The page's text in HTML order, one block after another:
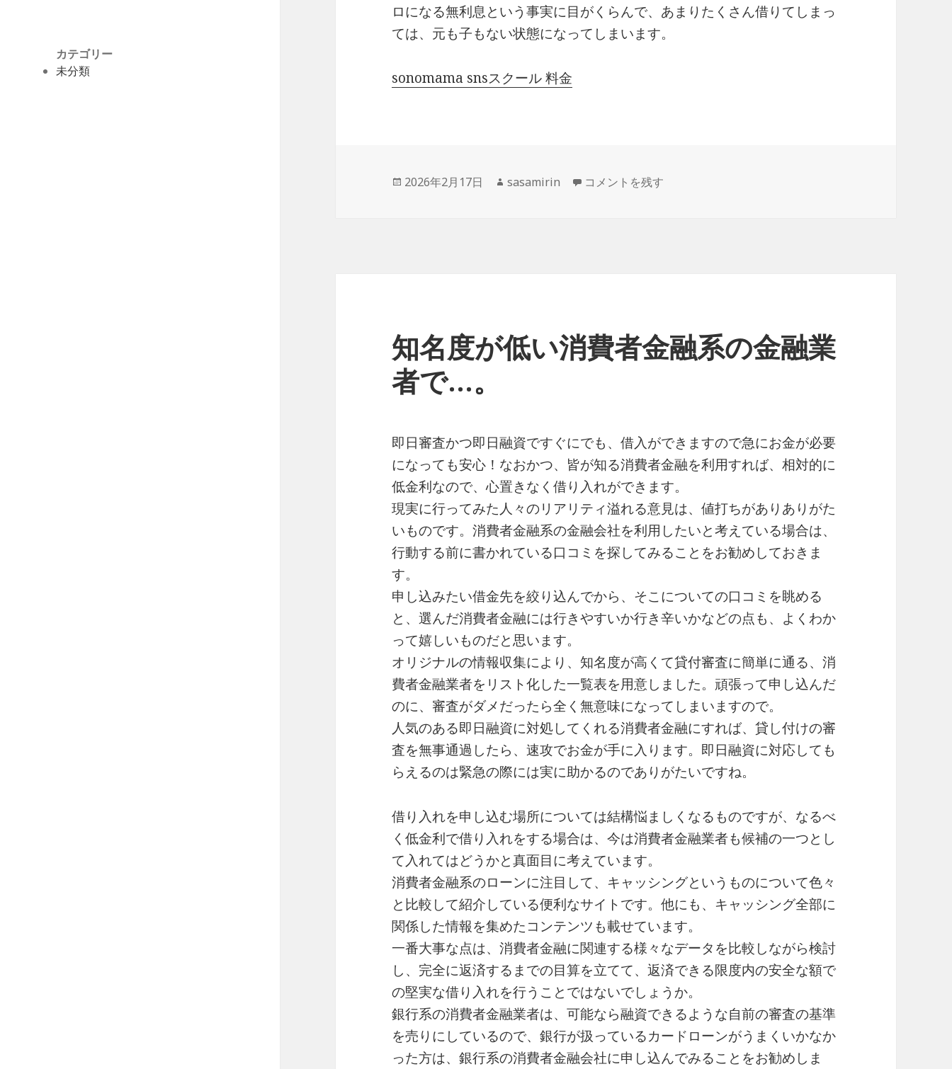
カテゴリー
未分類
ロになる無利息という事実に目がくらんで、あまりたくさん借りてしまっ
ては、元も子もない状態になってしまいます。
sonomama snsスクール 料金
投
2026年2月17日
作
sasamirin インターネットで「消費者金融の口コミ」と検索をかければ…。 に
コメントを残す
知名度が低い消費者金融系の金融業
者で…。
即日審査かつ即日融資ですぐにでも、借入ができますので急にお金が必要
になっても安心！なおかつ、皆が知る消費者金融を利用すれば、相対的に
低金利なので、心置きなく借り入れができます。
現実に行ってみた人々のリアリティ溢れる意見は、値打ちがありありがた
いものです。消費者金融系の金融会社を利用したいと考えている場合は、
行動する前に書かれている口コミを探してみることをお勧めしておきま
す。
申し込みたい借金先を絞り込んでから、そこについての口コミを眺める
と、選んだ消費者金融には行きやすいか行き辛いかなどの点も、よくわか
って嬉しいものだと思います。
オリジナルの情報収集により、知名度が高くて貸付審査に簡単に通る、消
費者金融業者をリスト化した一覧表を用意しました。頑張って申し込んだ
のに、審査がダメだったら全く無意味になってしまいますので。
人気のある即日融資に対処してくれる消費者金融にすれば、貸し付けの審
査を無事通過したら、速攻でお金が手に入ります。即日融資に対応しても
らえるのは緊急の際には実に助かるのでありがたいですね。
借り入れを申し込む場所については結構悩ましくなるものですが、なるべ
く低金利で借り入れをする場合は、今は消費者金融業者も候補の一つとし
て入れてはどうかと真面目に考えています。
消費者金融系のローンに注目して、キャッシングというものについて色々
と比較して紹介している便利なサイトです。他にも、キャッシング全部に
関係した情報を集めたコンテンツも載せています。
一番大事な点は、消費者金融に関連する様々なデータを比較しながら検討
し、完全に返済するまでの目算を立てて、返済できる限度内の安全な額で
の堅実な借り入れを行うことではないでしょうか。
銀行系の消費者金融業者は、可能なら融資できるような自前の審査の基準
を売りにしているので、銀行が扱っているカードローンがうまくいかなか
った方は、銀行系の消費者金融会社に申し込んでみることをお勧めしま